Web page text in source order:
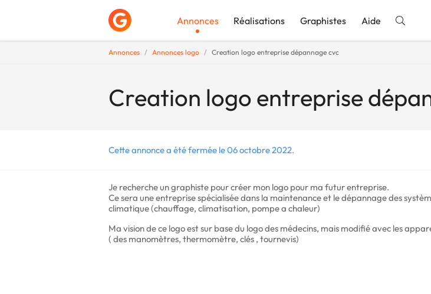
Annonces Réalisations Graphistes Aide
Annonces Annonces logo Creation logo entreprise dépannage cvc
Creation logo entreprise
Cette annonce a été fermée le 06 octobre 2022.
Je recherche un graphiste pour créer mon logo pour ma futur entreprise.
Ce sera une entreprise spécialisée dans la maintenance et le dépannage des
climatique (chauffage, climatisation, pompe a chaleur)
Ma vision de ce logo est sur base du logo des médecins, mais modifié avec les
( des manomètres, thermomètre, clés , tournevis)